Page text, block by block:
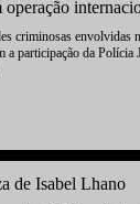
operação
criminosas
a participação da
de Isabel Lhano